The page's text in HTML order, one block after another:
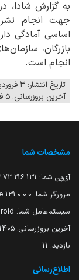
به گزارش شادا،
جهت انجام
اساسی آمادگی
بازرگان،
انجام است.
تاریخ انتشار: ۳ فروردین ۱۴۰۵ - ۱۰:۲۶
آخرین بروزرسانی: ۵ فروردین ۱۴۰۵ - ۱۸:۲۷
مشخصات شما
آی‌پی شما:
مرورگر شما: 131.0.0.0 Chrome
سیستم‌عامل شما:
آخرین بروزرسانی: ۱۴۰۵-۰۱-۰۵
بازدید: 11
اطلاع‌رسانی